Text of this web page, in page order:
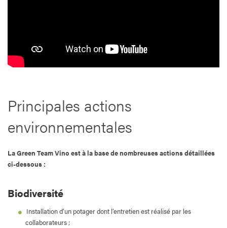
Principales actions
environnementales
La Green Team Vino est à la base de nombreuses actions détaillées
ci-dessous :
Biodiversité
Installation d’un potager dont l’entretien est réalisé par les
collaborateurs ;